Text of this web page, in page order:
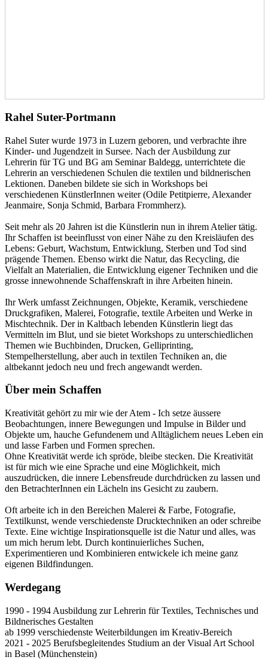
Rahel Suter-Portmann
Rahel Suter wurde 1973 in Luzern geboren, und verbrachte ihre
Kinder- und Jugendzeit in Sursee. Nach der Ausbildung zur
Lehrerin für TG und BG am Seminar Baldegg, unterrichtete die
Lehrerin an verschiedenen Schulen die textilen und bildnerischen
Lektionen. Daneben bildete sie sich in Workshops bei
verschiedenen KünstlerInnen weiter (Odile Petitpierre, Alexander
Jeanmaire, Sonja Schmid, Barbara Frommherz).
Seit mehr als 20 Jahren ist die Künstlerin nun in ihrem Atelier tätig.
Ihr Schaffen ist beeinflusst von einer Nähe zu den Kreisläufen des
Lebens: Geburt, Wachstum, Entwicklung, Sterben und Tod sind
prägende Themen. Ebenso wirkt die Natur, das Recycling, die
Vielfalt an Materialien, die Entwicklung eigener Techniken und die
grosse innewohnende Schaffenskraft in ihre Arbeiten hinein.
Ihr Werk umfasst Zeichnungen, Objekte, Keramik, verschiedene
Druckgrafiken, Malerei, Fotografie, textile Arbeiten und Werke in
Mischtechnik. Der in Kaltbach lebenden Künstlerin liegt das
Vermitteln im Blut, und sie bietet Workshops zu unterschiedlichen
Themen wie Buchbinden, Drucken, Gelliprinting,
Stempelherstellung, aber auch in textilen Techniken an, die
altbekannt jedoch neu und frech angewandt werden.
Über mein Schaffen
Kreativität gehört zu mir wie der Atem - Ich setze äussere
Beobachtungen, innere Bewegungen und Impulse in Bilder und
Objekte um, hauche Gefundenem und Alltäglichem neues Leben ein
und lasse Farben und Formen sprechen.
Ohne Kreativität werde ich spröde, bleibe stecken. Die Kreativität
ist für mich wie eine Sprache und eine Möglichkeit, mich
auszudrücken, die innere Lebensfreude durchdrücken zu lassen und
den BetrachterInnen ein Lächeln ins Gesicht zu zaubern.
Oft arbeite ich in den Bereichen Malerei & Farbe, Fotografie,
Textilkunst, wende verschiedenste Drucktechniken an oder schreibe
Texte. Eine wichtige Inspirationsquelle ist die Natur und alles, was
um mich herum lebt. Durch kontinuierliches Suchen,
Experimentieren und Kombinieren entwickele ich meine ganz
eigenen Bildfindungen.
Werdegang
1990 - 1994 Ausbildung zur Lehrerin für Textiles, Technisches und
Bildnerisches Gestalten
ab 1999 verschiedenste Weiterbildungen im Kreativ-Bereich
2021 - 2025 Berufsbegleitendes Studium an der Visual Art School
in Basel (Münchenstein)